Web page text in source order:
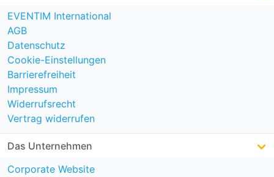
EVENTIM International
AGB
Datenschutz
Cookie-Einstellungen
Barrierefreiheit
Impressum
Widerrufsrecht
Vertrag widerrufen
Das Unternehmen
Corporate Website